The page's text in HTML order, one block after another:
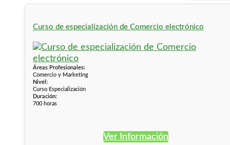
Curso de especialización de Comercio electrónico
Áreas Profesionales:
Comercio y Marketing
Nivel:
Curso Especialización
Duración:
700 horas
Ver Información